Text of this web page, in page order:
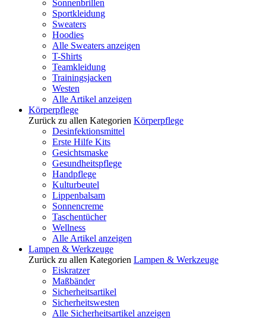
Sonnenbrillen
Sportkleidung
Sweaters
Hoodies
Alle Sweaters anzeigen
T-Shirts
Teamkleidung
Trainingsjacken
Westen
Alle Artikel anzeigen
Körperpflege
Zurück zu allen Kategorien Körperpflege
Desinfektionsmittel
Erste Hilfe Kits
Gesichtsmaske
Gesundheitspflege
Handpflege
Kulturbeutel
Lippenbalsam
Sonnencreme
Taschentücher
Wellness
Alle Artikel anzeigen
Lampen & Werkzeuge
Zurück zu allen Kategorien Lampen & Werkzeuge
Eiskratzer
Maßbänder
Sicherheitsartikel
Sicherheitswesten
Alle Sicherheitsartikel anzeigen